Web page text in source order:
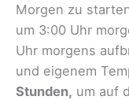
Morgen zu
um 3:00 Uhr
Uhr morgens
und eigenem
Stunden, um auf